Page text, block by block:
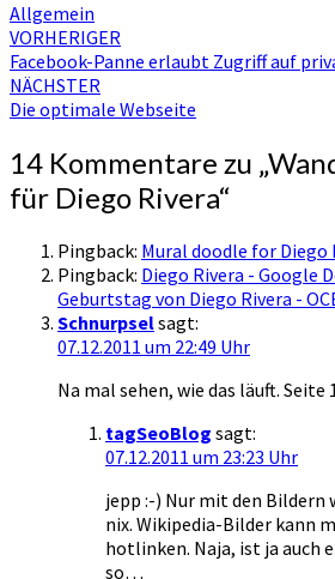
Allgemein
Beitragsnavigation
VORHERIGER
Facebook-Panne erlaubt Zugriff auf
NÄCHSTER
Die optimale Webseite
14 Kommentare zu „
für Diego Rivera“
Pingback: Mural doodle for Diego
Pingback: Diego Rivera - Google
Geburtstag von Diego Rivera -
Schnurpselsagt:
07.12.2011 um 22:49 Uhr
Na mal sehen, wie das läuft.
tagSeoBlog sagt:
07.12.2011 um 23:23 Uhr
jepp :-) Nur mit den Bildern
nix. Wikipedia-Bilder kann
hotlinken. Naja, ist ja auch
so…